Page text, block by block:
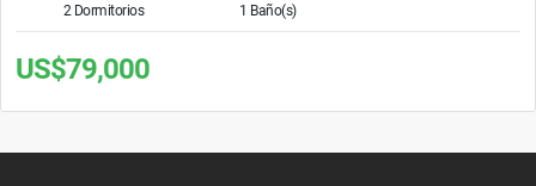
2 Dormitorios 1 Baño(s)
US$79,000